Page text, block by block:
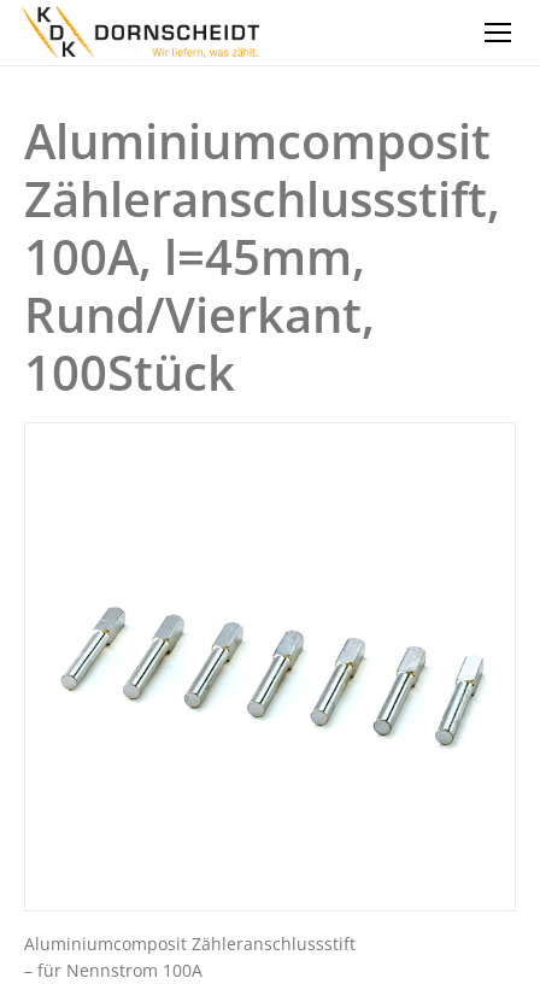
Aluminiumcomposit
Zähleranschlussstift,
100A, l=45mm,
Rund/Vierkant,
100Stück
Aluminiumcomposit Zähleranschlussstift
– für Nennstrom 100A